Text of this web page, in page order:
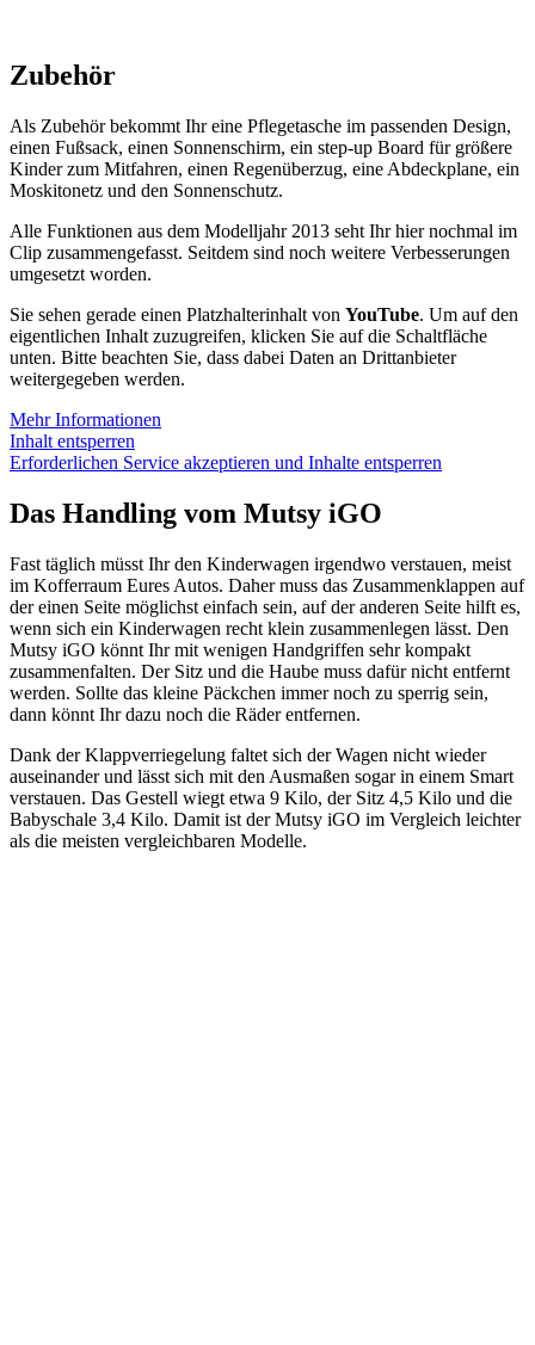
Zubehör
Als Zubehör bekommt Ihr eine Pflegetasche im passenden Design,
einen Fußsack, einen Sonnenschirm, ein step-up Board für größere
Kinder zum Mitfahren, einen Regenüberzug, eine Abdeckplane, ein
Moskitonetz und den Sonnenschutz.
Alle Funktionen aus dem Modelljahr 2013 seht Ihr hier nochmal im
Clip zusammengefasst. Seitdem sind noch weitere Verbesserungen
umgesetzt worden.
Sie sehen gerade einen Platzhalterinhalt von YouTube. Um auf den
eigentlichen Inhalt zuzugreifen, klicken Sie auf die Schaltfläche
unten. Bitte beachten Sie, dass dabei Daten an Drittanbieter
weitergegeben werden.
Mehr Informationen
Inhalt entsperren
Erforderlichen Service akzeptieren und Inhalte entsperren
Das Handling vom Mutsy iGO
Fast täglich müsst Ihr den Kinderwagen irgendwo verstauen, meist
im Kofferraum Eures Autos. Daher muss das Zusammenklappen auf
der einen Seite möglichst einfach sein, auf der anderen Seite hilft es,
wenn sich ein Kinderwagen recht klein zusammenlegen lässt. Den
Mutsy iGO könnt Ihr mit wenigen Handgriffen sehr kompakt
zusammenfalten. Der Sitz und die Haube muss dafür nicht entfernt
werden. Sollte das kleine Päckchen immer noch zu sperrig sein,
dann könnt Ihr dazu noch die Räder entfernen.
Dank der Klappverriegelung faltet sich der Wagen nicht wieder
auseinander und lässt sich mit den Ausmaßen sogar in einem Smart
verstauen. Das Gestell wiegt etwa 9 Kilo, der Sitz 4,5 Kilo und die
Babyschale 3,4 Kilo. Damit ist der Mutsy iGO im Vergleich leichter
als die meisten vergleichbaren Modelle.